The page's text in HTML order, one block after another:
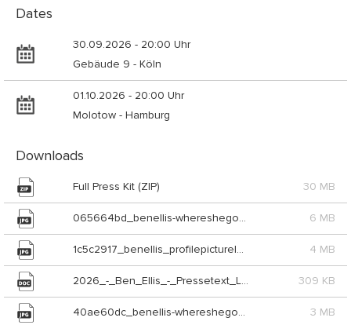
Dates
30.09.2026 - 20:00 Uhr
Gebäude 9 - Köln
01.10.2026 - 20:00 Uhr
Molotow - Hamburg
Downloads
Full Press Kit (ZIP) 30 MB
065664bd_benellis-whereshegoes-3_Pure_Represents_Limited (JPG) 6 MB
1c5c2917_benellis_profilepicturelandscape_Pure_Represents_Limited (JPG) 4 MB
2026_-_Ben_Ellis_-_Pressetext_Live_Nation (DOC) 309 KB
40ae60dc_benellis-whereshegoes-1_Pure_Represents_Limited (JPG) 3 MB